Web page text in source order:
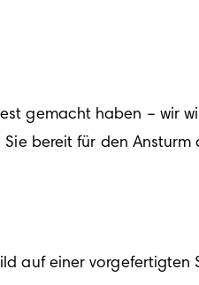
gemacht haben – wir
bereit für den
auf einer